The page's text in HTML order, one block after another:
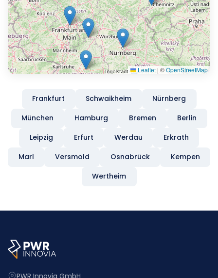
Leaflet | ©OpenStreetMap
Frankfurt Schwaikheim
Nürnberg
München
Hamburg Bremen
Berlin
Leipzig
Erfurt Werdau
Erkrath
Marl
Versmold Osnabrück
Kempen
Wertheim
PWR Innovia GmbH